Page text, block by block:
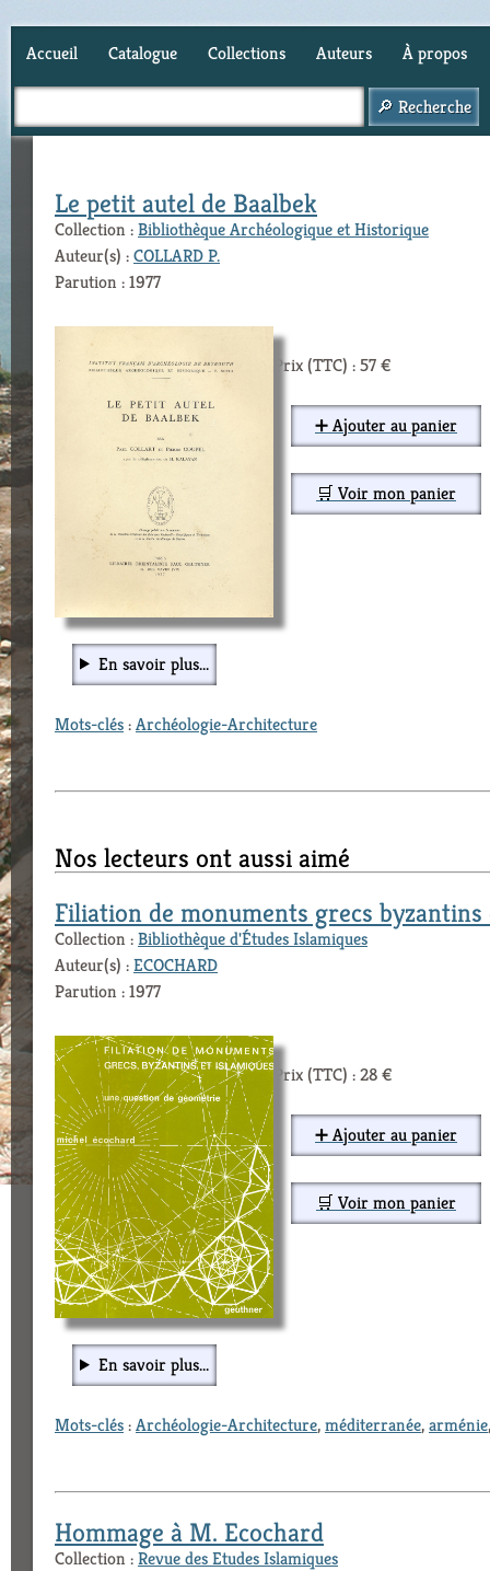
Accueil Catalogue Collections Auteurs À propos
Le petit autel de Baalbek
Collection :Bibliothèque Archéologique et Historique
Auteur(s) :COLLARD P.
Parution : 1977
Prix (TTC) : 57 €
➕ Ajouter au panier
🛒 Voir mon panier
En savoir plus...
Mots-clés:Archéologie-Architecture
Nos lecteurs ont aussi aimé
Filiation de monuments grecs
Collection :Bibliothèque d'Études Islamiques
Auteur(s) :ECOCHARD
Parution : 1977
Prix (TTC) : 28 €
➕ Ajouter au panier
🛒 Voir mon panier
En savoir plus...
Mots-clés:Archéologie-Architecture,méditerranée,arménie
Hommage à M. Ecochard
Collection :Revue des Etudes Islamiques